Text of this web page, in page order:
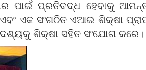
ପାଇଁ ପ୍ରତିବଦ୍ଧ ହେବାକୁ
ଏକ ସଂଗଠିତ ଏଆଇ ଶିକ୍ଷା
ଶିକ୍ଷା ସହିତ ସଂଯୋଗ କରେ।